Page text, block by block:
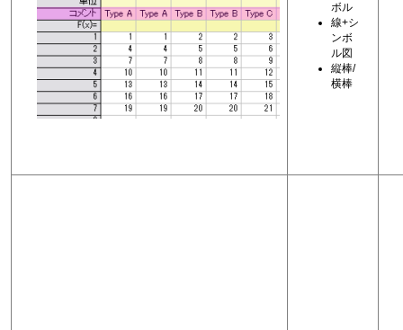
ボル
線+シ
ンボ
ル図
縦棒/
横棒